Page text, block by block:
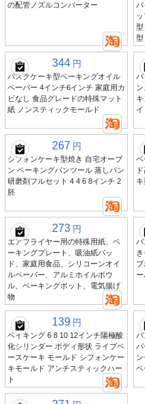
の配管ノズルコンバーター
型
型
344 円
バスクケーキ型ベーキングオイル
ペーパー 4インチ6インチ 家庭用カ
ビなし 食品グレードの特殊マット
紙 ノンスティックモールド
267 円
シフォンケーキ型焼き 自宅オーブ
ン ベーキングパンツール 蒸しパン
研磨剤フルセット 4 4 6 8インチ 2
胚
ベ
273 円
エアフライヤー用の特殊用紙、ベ
ーキングプレート、吸油紙パッ
ド、家庭用食品、シリコーンオイ
ルペーパー、アルミホイルボウ
ル、ベーキングポット、電気揚げ
物
139 円
ベイキング 6 8 10 12インチ陽極酸
化シリンダー ボディ形状 ライブベ
ースケーキ モールド シフォンケー
キモールド アンチスティックハー
ト
ベ